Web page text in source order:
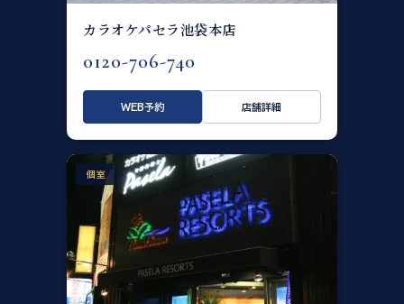
カラオケパセラ池袋本店
0120-706-740
WEB予約 店舗詳細
個室